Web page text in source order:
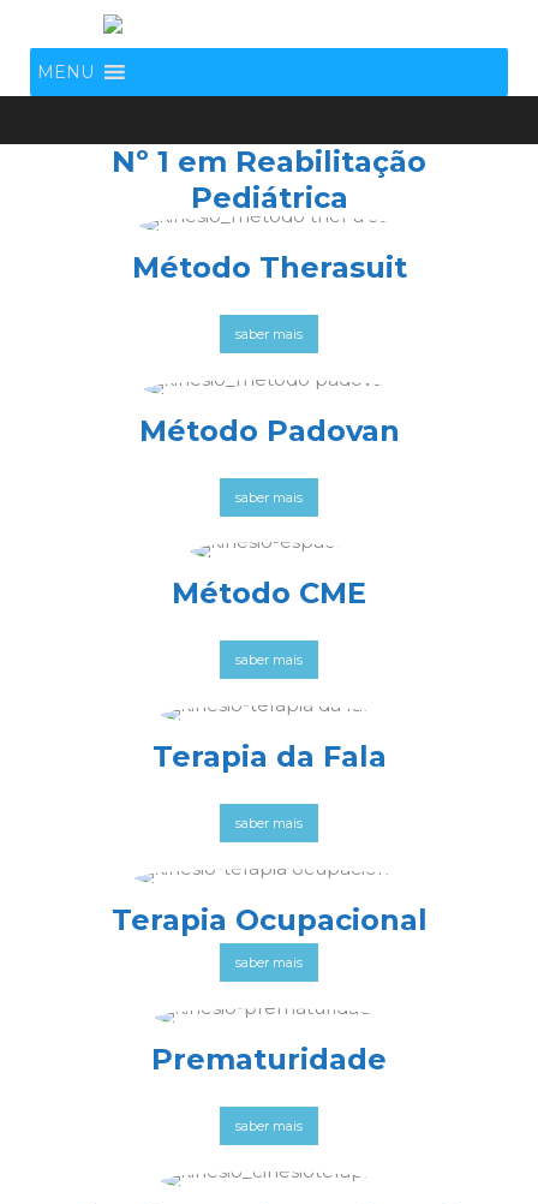
MENU
Nº 1 em Reabilitação
Pediátrica
Método Therasuit
saber mais
Método Padovan
saber mais
Método CME
saber mais
Terapia da Fala
saber mais
Terapia Ocupacional
saber mais
Prematuridade
saber mais